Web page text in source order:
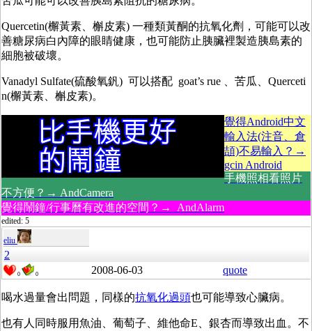
Quercetin(檞黃素、槲皮素) 一種類黃酮的抗氧化劑，可能可以改
善糖尿病白內障的眼睛健康，也可能防止胰臟裡製造胰島素的
細胞被破壞。
Vanadyl Sulfate(硫酸氧釩) 可以搭配 goat’s rue 、苦瓜、Querceti
n(檞黃素、槲皮素)。
覺得Android中文
輸入法(注音、倉
頡)不易輸入？→
gcin Android
手機照相看照片
不方便？→ AndCamera
覺得鬧鐘/行事曆有改進的空間？→ AndAlarm
edited: 5
eliu
2
0 0 2008-06-03 quote
喝水過量會出問題，同樣的抗氧化過頭也可能導致心臟病。
也有人同時服用魚油、葡萄子、維他命E、銀杏而導致出血。不